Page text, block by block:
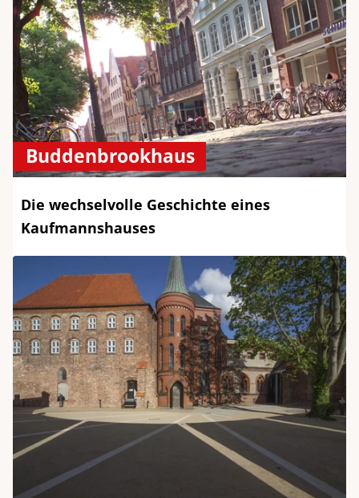
Buddenbrookhaus
Die wechselvolle Geschichte eines
Kaufmannshauses